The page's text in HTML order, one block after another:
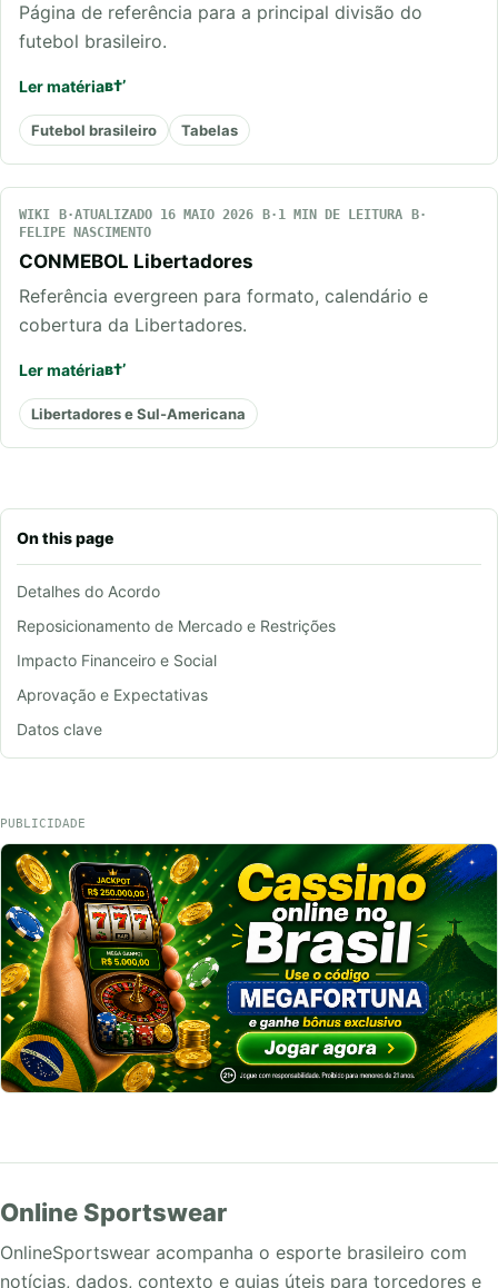
On this page
Detalhes do Acordo
Reposicionamento de Mercado e Restrições
Impacto Financeiro e Social
Aprovação e Expectativas
Datos clave
Página de referência para a principal divisão do
futebol brasileiro.
Ler matéria
Futebol brasileiro Tabelas
WIKI ATUALIZADO 16 MAIO 2026
1 MIN DE LEITURA
FELIPE NASCIMENTO
CONMEBOL Libertadores
Referência evergreen para formato, calendário e
cobertura da Libertadores.
Ler matéria
Libertadores e Sul-Americana
PUBLICIDADE
Online Sportswear
OnlineSportswear acompanha o esporte brasileiro com
notícias, dados, contexto e guias úteis para torcedores e